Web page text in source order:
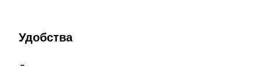
Удобства